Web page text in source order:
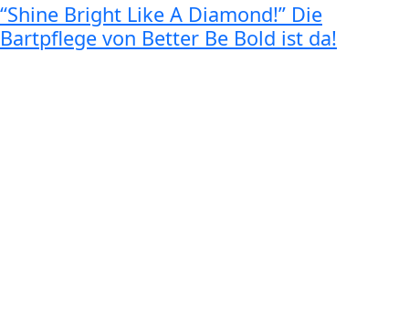
“Shine Bright Like A Diamond!” Die
Bartpflege von Better Be Bold ist da!